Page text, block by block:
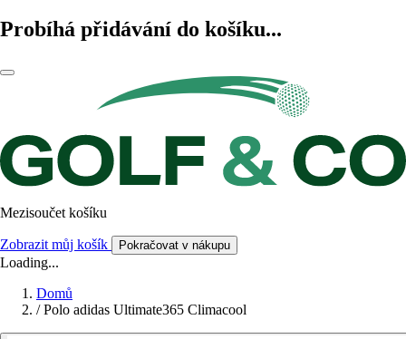
Probíhá přidávání do košíku...
Mezisoučet košíku
Zobrazit můj košík Pokračovat v nákupu
Loading...
Domů
/ Polo adidas Ultimate365 Climacool